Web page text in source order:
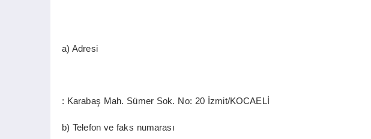
a) Adresi
: Karabaş Mah. Sümer Sok. No: 20 İzmit/KOCAELİ
b) Telefon ve faks numarası